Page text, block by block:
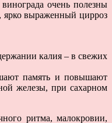
очень полезны
ярко выраженный цирроз
калия – в свежих
память и повышают
железы, при сахарном
ритма, малокровии,